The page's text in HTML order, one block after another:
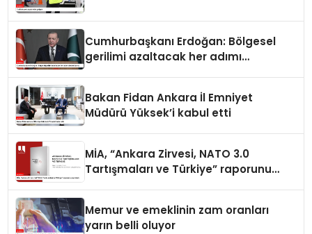
Cumhurbaşkanı Erdoğan: Bölgesel
gerilimi azaltacak her adımı
Bakan Fidan Ankara İl Emniyet
Müdürü Yüksek’i kabul etti
MİA, “Ankara Zirvesi, NATO 3.0
Tartışmaları ve Türkiye” raporunu
Memur ve emeklinin zam oranları
yarın belli oluyor